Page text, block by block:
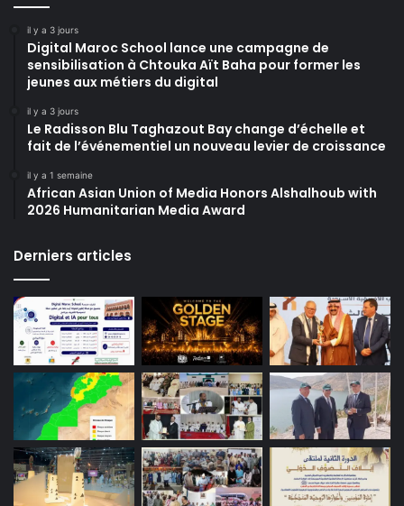
il y a 3 jours
Digital Maroc School lance une campagne de
sensibilisation à Chtouka Aït Baha pour former les
jeunes aux métiers du digital
il y a 3 jours
Le Radisson Blu Taghazout Bay change d’échelle et
fait de l’événementiel un nouveau levier de croissance
il y a 1 semaine
African Asian Union of Media Honors Alshalhoub with
2026 Humanitarian Media Award
Derniers articles